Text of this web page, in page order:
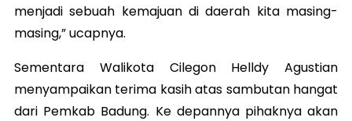
menjadi sebuah kemajuan di daerah kita masing-
masing,” ucapnya.
Sementara Walikota Cilegon Helldy Agustian
menyampaikan terima kasih atas sambutan hangat
dari Pemkab Badung. Ke depannya pihaknya akan